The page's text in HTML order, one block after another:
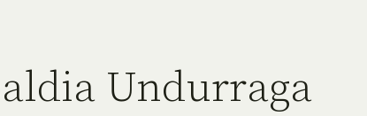
Undurraga